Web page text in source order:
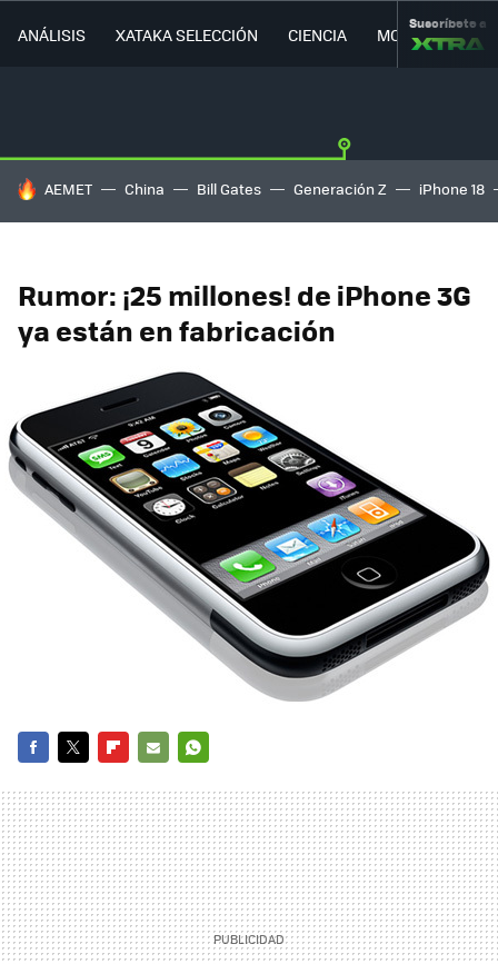
ANÁLISIS XATAKA SELECCIÓN CIENCIA MOVILIDAD
Suscríbete a
HOY SE HABLA DE
AEMET China Bill Gates Generación Z iPhone 18
Rumor: ¡25 millones! de iPhone 3G
ya están en fabricación
MAIL